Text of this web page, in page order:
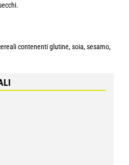
contenenti glutine, soia, sesamo,